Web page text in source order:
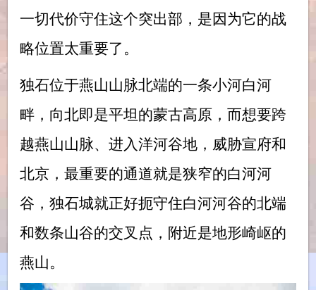
一切代价守住这个突出部，是因为它的战
略位置太重要了。
独石位于燕山山脉北端的一条小河白河
畔，向北即是平坦的蒙古高原，而想要跨
越燕山山脉、进入洋河谷地，威胁宣府和
北京，最重要的通道就是狭窄的白河河
谷，独石城就正好扼守住白河河谷的北端
和数条山谷的交叉点，附近是地形崎岖的
燕山。